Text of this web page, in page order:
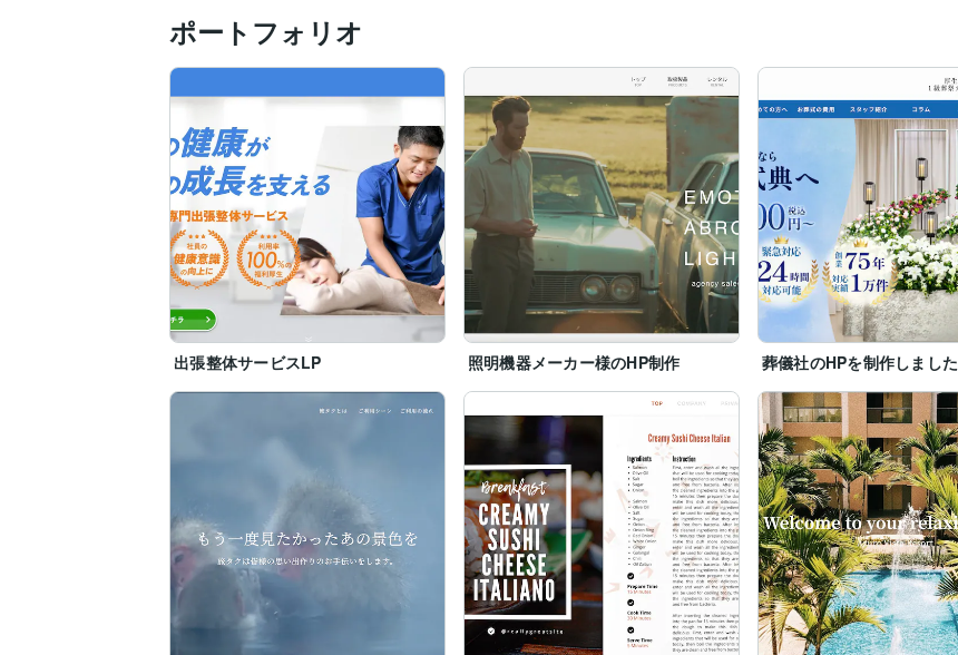
ポートフォリオ
出張整体サービスLP 照明機器メーカー様のHP制作 葬儀社のHPを制作しました